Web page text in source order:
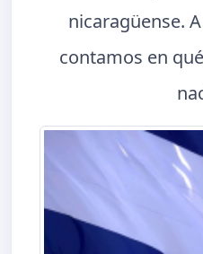
nicaragüense.
contamos en